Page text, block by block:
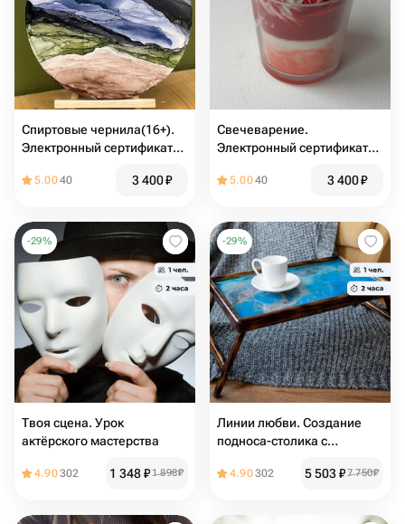
Спиртовые чернила(16+).
Электронный сертификат
5.0040 3 400₽
Свечеварение.
Электронный сертификат
5.0040 3 400₽
-29%
Твоя сцена. Урок
актёрского мастерства
4.90302 1 348₽1 898₽
-29%
Линии любви. Создание
подноса-столика с
4.90302 5 503₽7 750₽